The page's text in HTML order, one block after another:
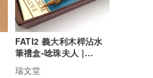
FATI2 義大利木桿沾水
筆禮盒-唸珠夫人 |
Francesco Rubinato
瑞文堂